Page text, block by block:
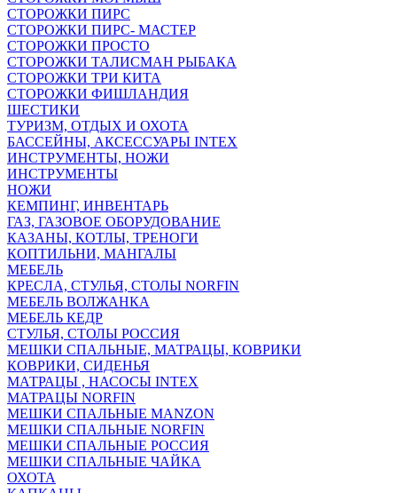
СТОРОЖКИ ПИРС
СТОРОЖКИ ПИРС- МАСТЕР
СТОРОЖКИ ПРОСТО
СТОРОЖКИ ТАЛИСМАН РЫБАКА
СТОРОЖКИ ТРИ КИТА
СТОРОЖКИ ФИШЛАНДИЯ
ШЕСТИКИ
ТУРИЗМ, ОТДЫХ И ОХОТА
БАССЕЙНЫ, АКСЕССУАРЫ INTEX
ИНСТРУМЕНТЫ, НОЖИ
ИНСТРУМЕНТЫ
НОЖИ
КЕМПИНГ, ИНВЕНТАРЬ
ГАЗ, ГАЗОВОЕ ОБОРУДОВАНИЕ
КАЗАНЫ, КОТЛЫ, ТРЕНОГИ
КОПТИЛЬНИ, МАНГАЛЫ
МЕБЕЛЬ
КРЕСЛА, СТУЛЬЯ, СТОЛЫ NORFIN
МЕБЕЛЬ ВОЛЖАНКА
МЕБЕЛЬ КЕДР
СТУЛЬЯ, СТОЛЫ РОССИЯ
МЕШКИ СПАЛЬНЫЕ, МАТРАЦЫ, КОВРИКИ
КОВРИКИ, СИДЕНЬЯ
МАТРАЦЫ , НАСОСЫ INTEX
МАТРАЦЫ NORFIN
МЕШКИ СПАЛЬНЫЕ MANZON
МЕШКИ СПАЛЬНЫЕ NORFIN
МЕШКИ СПАЛЬНЫЕ РОССИЯ
МЕШКИ СПАЛЬНЫЕ ЧАЙКА
ОХОТА